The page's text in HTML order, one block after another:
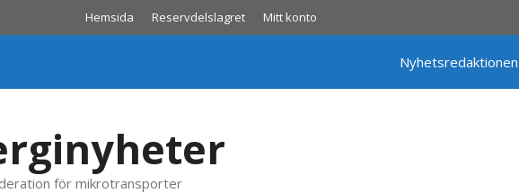
Hemsida Reservdelslagret Mitt konto
Nyhetsredaktionen
för mikrotransporter